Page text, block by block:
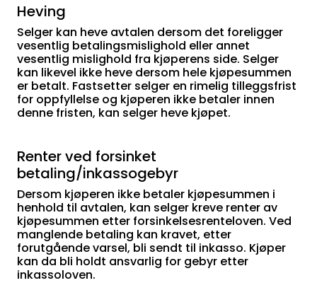
Heving
Selger kan heve avtalen dersom det foreligger
vesentlig betalingsmislighold eller annet
vesentlig mislighold fra kjøperens side. Selger
kan likevel ikke heve dersom hele kjøpesummen
er betalt. Fastsetter selger en rimelig tilleggsfrist
for oppfyllelse og kjøperen ikke betaler innen
denne fristen, kan selger heve kjøpet.
Renter ved forsinket
betaling/inkassogebyr
Dersom kjøperen ikke betaler kjøpesummen i
henhold til avtalen, kan selger kreve renter av
kjøpesummen etter forsinkelsesrenteloven. Ved
manglende betaling kan kravet, etter
forutgående varsel, bli sendt til inkasso. Kjøper
kan da bli holdt ansvarlig for gebyr etter
inkassoloven.